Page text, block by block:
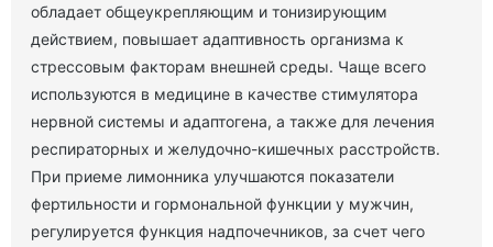
обладает общеукрепляющим и тонизирующим
действием, повышает адаптивность организма к
стрессовым факторам внешней среды. Чаще всего
используются в медицине в качестве стимулятора
нервной системы и адаптогена, а также для лечения
респираторных и желудочно-кишечных расстройств.
При приеме лимонника улучшаются показатели
фертильности и гормональной функции у мужчин,
регулируется функция надпочечников, за счет чего